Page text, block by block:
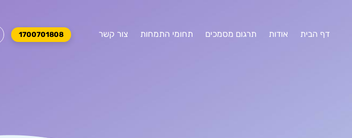
דף הבית אודות תרגום מסמכים תחומי התמחות צור קשר 1700701808